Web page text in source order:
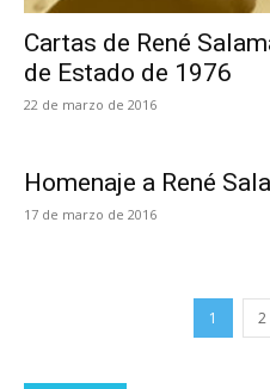
Cartas de René
de Estado de 1976
22 de marzo de 2016
Homenaje a René
17 de marzo de 2016
1 2